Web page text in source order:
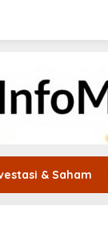
& Saham